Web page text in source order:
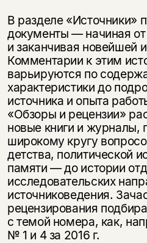
В разделе «Источники»
документы — начиная
и заканчивая новейшей
Комментарии к этим
варьируются по
характеристики до
источника и опыта
«Обзоры и рецензии»
новые книги и журналы,
широкому кругу
детства, политической
памяти — до истории
исследовательских
источниковедения.
рецензирования
с темой номера, как,
№ 1 и 4 за 2016 г.